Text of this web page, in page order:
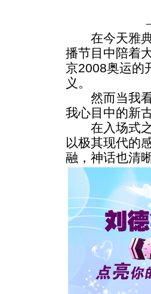
在今天雅
播节目中陪着
京2008奥运的
义。
然而当我看
我心目中的新
在入场式之
以极其现代的
融，神话也清